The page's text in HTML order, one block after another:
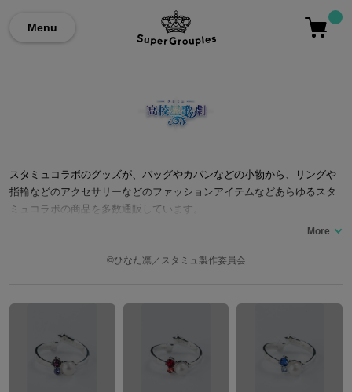
Menu
スタミュコラボのグッズが、バッグやカバンなどの小物から、リングや
指輪などのアクセサリーなどのファッションアイテムなどあらゆるスタ
ミュコラボの商品を多数通販しています。
©ひなた凛／スタミュ製作委員会